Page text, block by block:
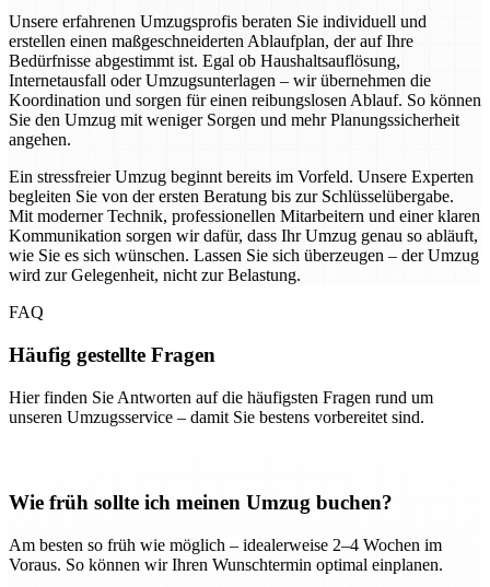
Unsere erfahrenen Umzugsprofis beraten Sie individuell und
erstellen einen maßgeschneiderten Ablaufplan, der auf Ihre
Bedürfnisse abgestimmt ist. Egal ob Haushaltsauflösung,
Internetausfall oder Umzugsunterlagen – wir übernehmen die
Koordination und sorgen für einen reibungslosen Ablauf. So können
Sie den Umzug mit weniger Sorgen und mehr Planungssicherheit
angehen.
Ein stressfreier Umzug beginnt bereits im Vorfeld. Unsere Experten
begleiten Sie von der ersten Beratung bis zur Schlüsselübergabe.
Mit moderner Technik, professionellen Mitarbeitern und einer klaren
Kommunikation sorgen wir dafür, dass Ihr Umzug genau so abläuft,
wie Sie es sich wünschen. Lassen Sie sich überzeugen – der Umzug
wird zur Gelegenheit, nicht zur Belastung.
FAQ
Häufig gestellte Fragen
Hier finden Sie Antworten auf die häufigsten Fragen rund um
unseren Umzugsservice – damit Sie bestens vorbereitet sind.
Wie früh sollte ich meinen Umzug buchen?
Am besten so früh wie möglich – idealerweise 2–4 Wochen im
Voraus. So können wir Ihren Wunschtermin optimal einplanen.